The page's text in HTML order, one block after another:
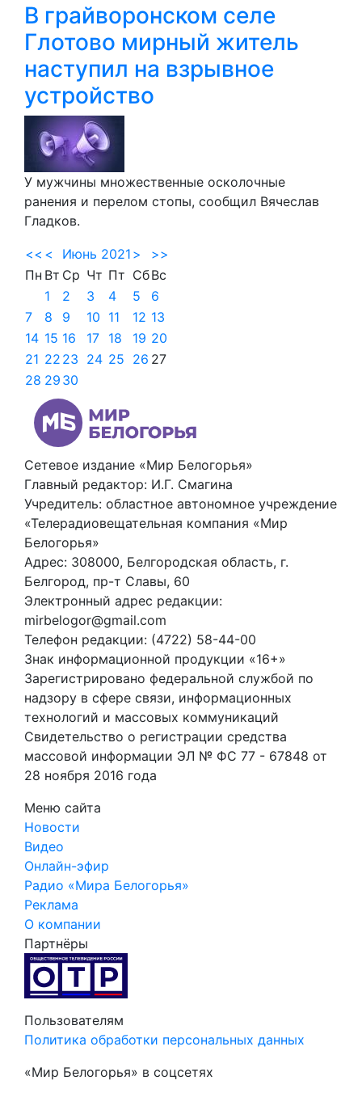
В грайворонском селе
Глотово мирный житель
наступил на взрывное
устройство
У мужчины множественные осколочные
ранения и перелом стопы, сообщил Вячеслав
Гладков.
<< < Июнь 2021 >
>>
Пн Вт Ср Чт Пт СбВс
1
2 3 4 5
6
7
8 9 10 11 12 13
14 15 16 17 18 19 20
21 22 23 24 25 26 27
28 29 30
Сетевое издание «Мир Белогорья»
Главный редактор: И.Г. Смагина
Учредитель: областное автономное учреждение
«Телерадиовещательная компания «Мир
Белогорья»
Адрес: 308000, Белгородская область, г.
Белгород, пр-т Славы, 60
Электронный адрес редакции:
mirbelogor@gmail.com
Телефон редакции: (4722) 58-44-00
Знак информационной продукции «16+»
Зарегистрировано федеральной службой по
надзору в сфере связи, информационных
технологий и массовых коммуникаций
Свидетельство о регистрации средства
массовой информации ЭЛ № ФС 77 - 67848 от
28 ноября 2016 года
Меню сайта
Новости
Видео
Онлайн-эфир
Радио «Мира Белогорья»
Реклама
О компании
Партнёры
Пользователям
Политика обработки персональных данных
«Мир Белогорья» в соцсетях